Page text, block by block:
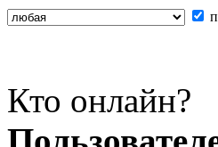
Кто онлайн?